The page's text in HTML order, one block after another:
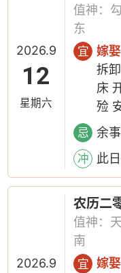
2026.9
12
星期六
值神：
东
宜 嫁娶
拆
床
殓
忌 余
冲 此
2026.9
农历二
值神：
南
宜 嫁娶